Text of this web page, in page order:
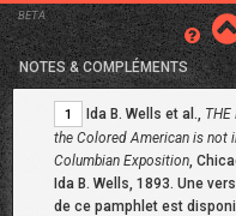
BETA
NOTES & COMPLÉMENTS
1 Ida B. Wells et al., THE
the Colored American is not
Columbian Exposition,
Ida B. Wells, 1893. Une
de ce pamphlet est